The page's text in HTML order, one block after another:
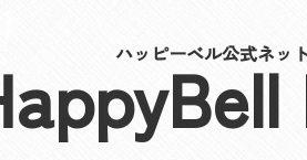
ハッピーベル公式ネッ